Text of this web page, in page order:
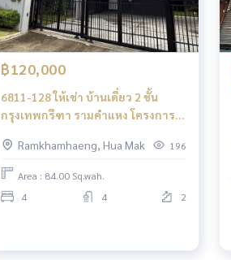
฿120,000
6811-128 ให้เช่า บ้านเดี่ยว 2 ชั้น
กรุงเทพกรีฑา รามคำแหง โครงการ
Ramkhamhaeng, Hua Mak
196
Area : 84.00 Sq.wah.
4
4 2